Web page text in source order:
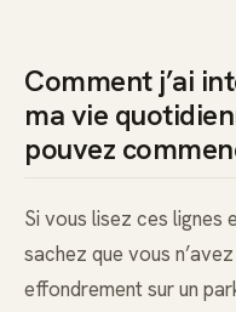
Comment j’ai
ma vie
pouvez
Si vous lisez ces lignes
sachez que vous
effondrement sur un